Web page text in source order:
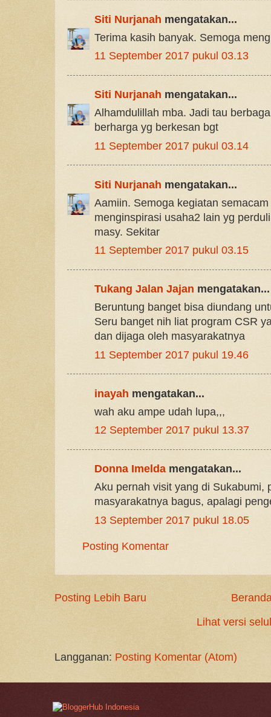
Siti Nurjanah mengatakan...
Terima kasih banyak. Semoga
11 September 2017 pukul 03.13
Siti Nurjanah mengatakan...
Alhamdulillah mba. Jadi tau
berharga yg berkesan bgt
11 September 2017 pukul 03.14
Siti Nurjanah mengatakan...
Aamiin. Semoga kegiatan
menginspirasi usaha2 lain yg
masy. Sekitar
11 September 2017 pukul 03.15
Tukang Jalan Jajan mengatakan...
Beruntung banget bisa diundang
Seru banget nih liat program CSR
dan dijaga oleh masyarakatnya
11 September 2017 pukul 19.46
inayah mengatakan...
wah aku ampe udah lupa,,,
12 September 2017 pukul 13.37
Donna Imeldamengatakan...
Aku pernah visit yang di Sukabumi,
masyarakatnya bagus, apalagi
13 September 2017 pukul 18.05
Posting Komentar
Posting Lebih Baru
Lihat versi
Langganan: Posting Komentar (Atom)